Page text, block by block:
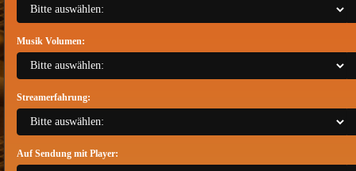
Musik Volumen:
Streamerfahrung:
Auf Sendung mit Player: